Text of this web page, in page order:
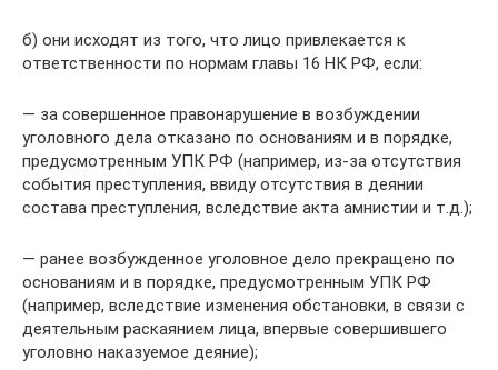
б) они исходят из того, что лицо привлекается к
ответственности по нормам главы 16 НК РФ, если:
— за совершенное правонарушение в возбуждении
уголовного дела отказано по основаниям и в порядке,
предусмотренным УПК РФ (например, из-за отсутствия
события преступления, ввиду отсутствия в деянии
состава преступления, вследствие акта амнистии и т.д.);
— ранее возбужденное уголовное дело прекращено по
основаниям и в порядке, предусмотренным УПК РФ
(например, вследствие изменения обстановки, в связи с
деятельным раскаянием лица, впервые совершившего
уголовно наказуемое деяние);